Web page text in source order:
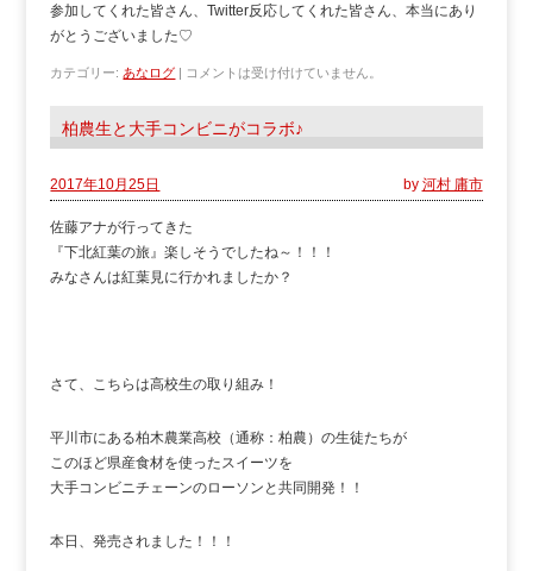
参加してくれた皆さん、Twitter反応してくれた皆さん、本当にあり
がとうございました♡
カテゴリー: あなログ | コメントは受け付けていません。
柏農生と大手コンビニがコラボ♪
2017年10月25日 by 河村 庸市
佐藤アナが行ってきた
『下北紅葉の旅』楽しそうでしたね～！！！
みなさんは紅葉見に行かれましたか？
さて、こちらは高校生の取り組み！
平川市にある柏木農業高校（通称：柏農）の生徒たちが
このほど県産食材を使ったスイーツを
大手コンビニチェーンのローソンと共同開発！！
本日、発売されました！！！